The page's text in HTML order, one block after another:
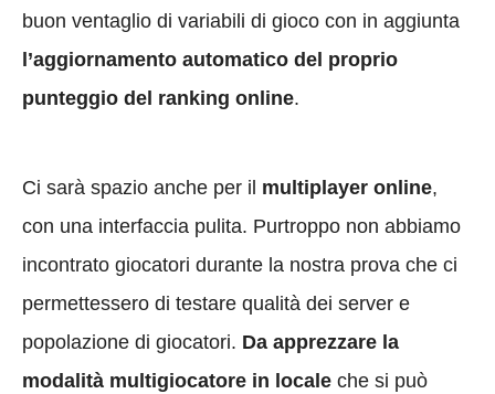
buon ventaglio di variabili di gioco con in aggiunta
l’aggiornamento automatico del proprio
punteggio del ranking online.
Ci sarà spazio anche per il multiplayer online,
con una interfaccia pulita. Purtroppo non abbiamo
incontrato giocatori durante la nostra prova che ci
permettessero di testare qualità dei server e
popolazione di giocatori. Da apprezzare la
modalità multigiocatore in locale che si può